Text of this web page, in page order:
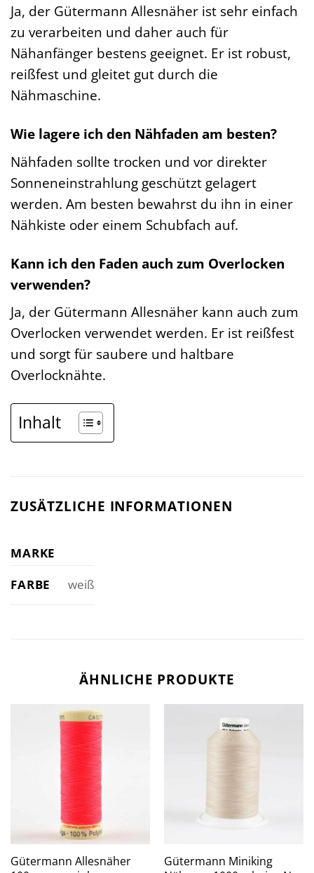
Ja, der Gütermann Allesnäher ist sehr einfach
zu verarbeiten und daher auch für
Nähanfänger bestens geeignet. Er ist robust,
reißfest und gleitet gut durch die
Nähmaschine.
Wie lagere ich den Nähfaden am besten?
Nähfaden sollte trocken und vor direkter
Sonneneinstrahlung geschützt gelagert
werden. Am besten bewahrst du ihn in einer
Nähkiste oder einem Schubfach auf.
Kann ich den Faden auch zum Overlocken
verwenden?
Ja, der Gütermann Allesnäher kann auch zum
Overlocken verwendet werden. Er ist reißfest
und sorgt für saubere und haltbare
Overlocknähte.
Inhalt
ZUSÄTZLICHE INFORMATIONEN
MARKE
FARBE
weiß
ÄHNLICHE PRODUKTE
Gütermann Allesnäher
Gütermann Miniking